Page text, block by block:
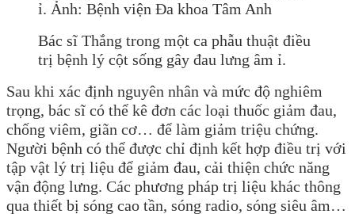
Bác sĩ Thắng trong một ca phẫu thuật điều
trị bệnh lý cột sống gây đau lưng âm ỉ.
Sau khi xác định nguyên nhân và mức độ nghiêm
trọng, bác sĩ có thể kê đơn các loại thuốc giảm đau,
chống viêm, giãn cơ… để làm giảm triệu chứng.
Người bệnh có thể được chỉ định kết hợp điều trị với
tập vật lý trị liệu để giảm đau, cải thiện chức năng
vận động lưng. Các phương pháp trị liệu khác thông
qua thiết bị sóng cao tần, sóng radio, sóng siêu âm…